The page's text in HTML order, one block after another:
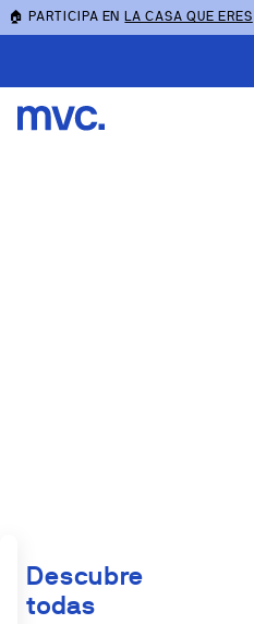
🏠 PARTICIPA ENLA CASA QUE ERES
Descubre
todas